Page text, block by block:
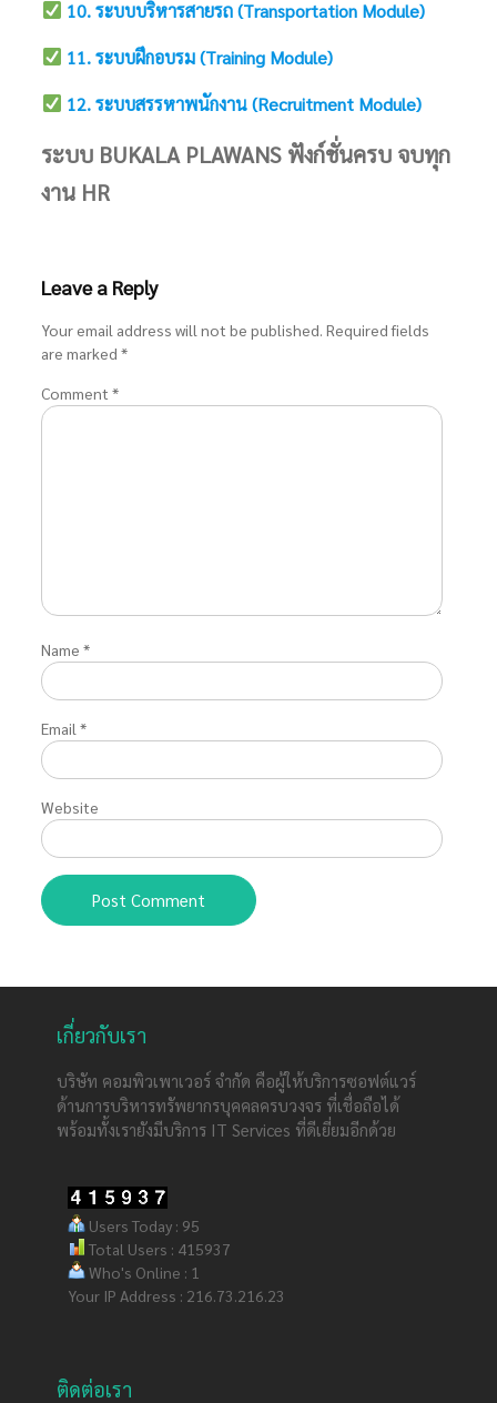
10. ระบบบริหารสายรถ (Transportation Module)
11. ระบบฝึกอบรม (Training Module)
12. ระบบสรรหาพนักงาน (Recruitment Module)
ระบบ BUKALA PLAWANS ฟังก์ชั่นครบ จบทุก
งาน HR
Leave a Reply
Your email address will not be published. Required fields
are marked*
Comment*
Name*
Email*
Website
เกี่ยวกับเรา
บริษัท คอมพิวเพาเวอร์ จำกัด คือผู้ให้บริการซอฟต์แวร์
ด้านการบริหารทรัพยากรบุคคลครบวงจร ที่เชื่อถือได้
พร้อมทั้งเรายังมีบริการ IT Services ที่ดีเยี่ยมอีกด้วย
Users Today : 95
Total Users : 415937
Who's Online : 1
Your IP Address : 216.73.216.23
ติดต่อเรา